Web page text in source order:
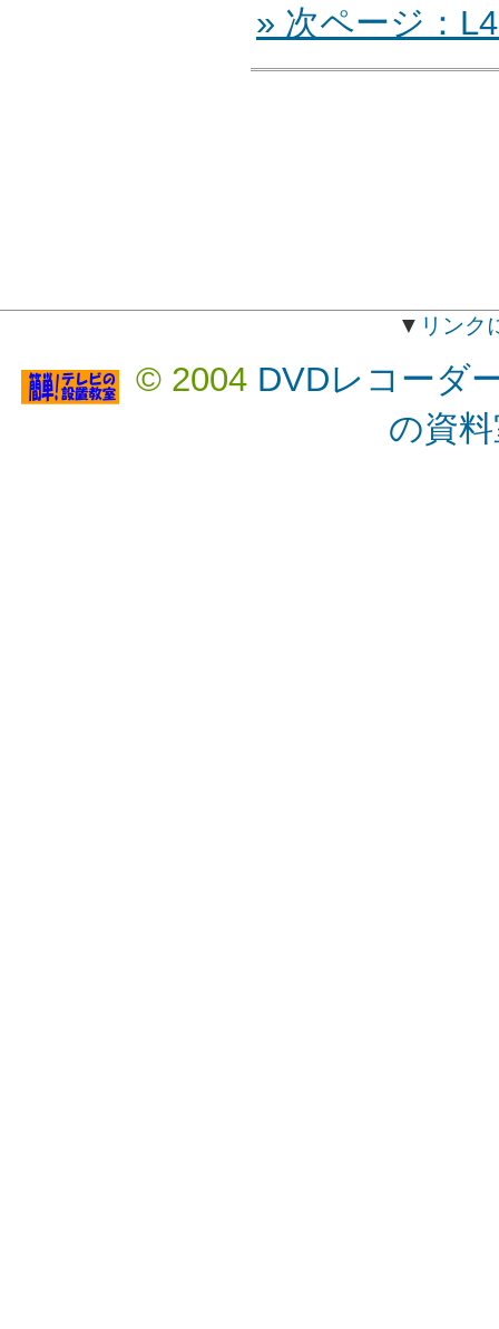
» 次ページ：
▼ リンク
© 2004 DVDレコーダ
の資